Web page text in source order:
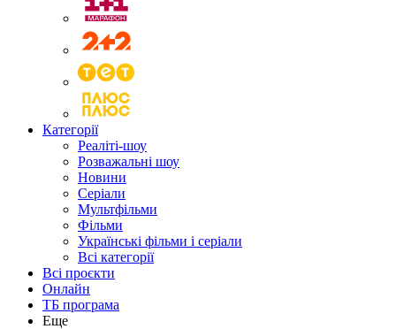
Категорії
Реаліті-шоу
Розважальні шоу
Новини
Серіали
Мультфільми
Фільми
Українські фільми і серіали
Всі категорії
Всі проєкти
Онлайн
ТБ програма
Еще